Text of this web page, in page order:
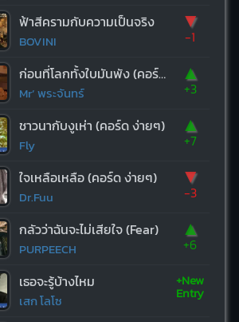
ฟ้าสีครามกับความเป็นจริง
BOVINI
▼
-1
ก่อนที่โลกทั้งใบมันพัง (คอร์ด ง่ายๆ)
Mr’ พระจันทร์
▲
+3
ชาวนากับงูเห่า (คอร์ด ง่ายๆ)
Fly
▲
+7
ใจเหลือเหลือ (คอร์ด ง่ายๆ)
Dr.Fuu
▼
-3
กลัวว่าฉันจะไม่เสียใจ (Fear)
PURPEECH
▲
+6
เธอจะรู้บ้างไหม
เสก โลโซ
+New
Entry